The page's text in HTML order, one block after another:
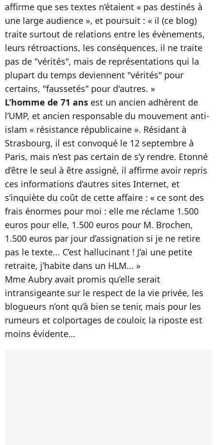
affirme que ses textes n’étaient « pas destinés à
une large audience », et poursuit : « il (ce blog)
traite surtout de relations entre les évènements,
leurs rétroactions, les conséquences, il ne traite
pas de "vérités", mais de représentations qui la
plupart du temps deviennent "vérités" pour
certains, "faussetés" pour d'autres. »
L’homme de 71 ans est un ancien adhérent de
l’UMP, et ancien responsable du mouvement anti-
islam « résistance républicaine ». Résidant à
Strasbourg, il est convoqué le 12 septembre à
Paris, mais n’est pas certain de s’y rendre. Etonné
d’être le seul à être assigné, il affirme avoir repris
ces informations d’autres sites Internet, et
s’inquiète du coût de cette affaire : « ce sont des
frais énormes pour moi : elle me réclame 1.500
euros pour elle, 1.500 euros pour M. Brochen,
1.500 euros par jour d’assignation si je ne retire
pas le texte... C’est hallucinant ! J’ai une petite
retraite, j’habite dans un HLM... »
Mme Aubry avait promis qu’elle serait
intransigeante sur le respect de la vie privée, les
blogueurs n’ont qu’à bien se tenir, mais pour les
rumeurs et colportages de couloir, la riposte est
moins évidente…